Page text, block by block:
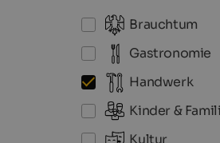
Brauchtum
Gastronomie
Handwerk
Kinder &
Kultur